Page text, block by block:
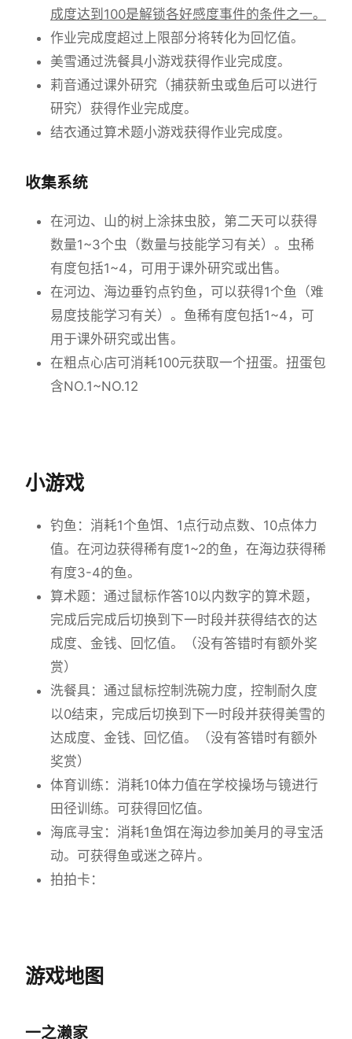
成度达到100是解锁各好感度事件的条件之一。
作业完成度超过上限部分将转化为回忆值。
美雪通过洗餐具小游戏获得作业完成度。
莉音通过课外研究（捕获新虫或鱼后可以进行
研究）获得作业完成度。
结衣通过算术题小游戏获得作业完成度。
收集系统
在河边、山的树上涂抹虫胶，第二天可以获得
数量1~3个虫（数量与技能学习有关）。虫稀
有度包括1~4，可用于课外研究或出售。
在河边、海边垂钓点钓鱼，可以获得1个鱼（难
易度技能学习有关）。鱼稀有度包括1~4，可
用于课外研究或出售。
在粗点心店可消耗100元获取一个扭蛋。扭蛋包
含NO.1~NO.12
小游戏
钓鱼：消耗1个鱼饵、1点行动点数、10点体力
值。在河边获得稀有度1~2的鱼，在海边获得稀
有度3-4的鱼。
算术题：通过鼠标作答10以内数字的算术题，
完成后完成后切换到下一时段并获得结衣的达
成度、金钱、回忆值。（没有答错时有额外奖
赏）
洗餐具：通过鼠标控制洗碗力度，控制耐久度
以0结束，完成后切换到下一时段并获得美雪的
达成度、金钱、回忆值。（没有答错时有额外
奖赏）
体育训练：消耗10体力值在学校操场与镜进行
田径训练。可获得回忆值。
海底寻宝：消耗1鱼饵在海边参加美月的寻宝活
动。可获得鱼或迷之碎片。
拍拍卡：
游戏地图
一之濑家